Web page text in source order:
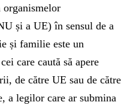
organismelor
și a UE) în sensul de a
și familie este un
care caută să apere
de către UE sau de către
a legilor care ar submina